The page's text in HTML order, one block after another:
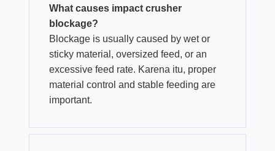
What causes impact crusher
blockage?
Blockage is usually caused by wet or
sticky material , oversized feed, or an
excessive feed rate. Karena itu, proper
material control and stable feeding are
important.